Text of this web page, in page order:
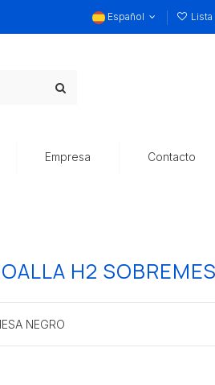
Español
Empresa Contacto
H2
NEGRO